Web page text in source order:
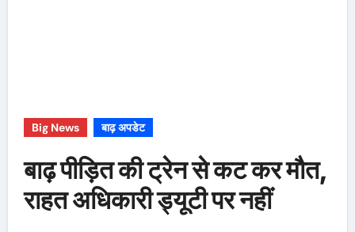
Big News बाढ़ अपडेट
बाढ़ पीड़ित की ट्रेन से कट कर मौत,
राहत अधिकारी ड्यूटी पर नहीं